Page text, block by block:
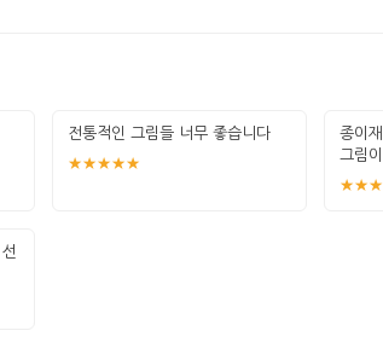
전통적인 그림들 너무 좋습니다
★★★★★
종이
그림
면에 그